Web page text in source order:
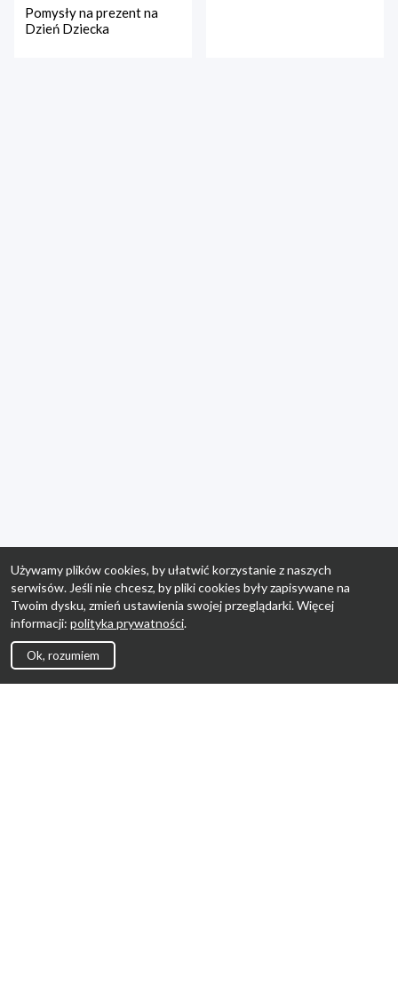
Pomysły na prezent na
Dzień Dziecka
Używamy plików cookies, by ułatwić korzystanie z naszych
serwisów. Jeśli nie chcesz, by pliki cookies były zapisywane na
Twoim dysku, zmień ustawienia swojej przeglądarki. Więcej
informacji: polityka prywatności.
Ok, rozumiem